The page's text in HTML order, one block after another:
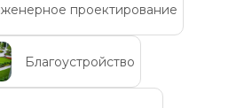
проектирование
Благоустройство